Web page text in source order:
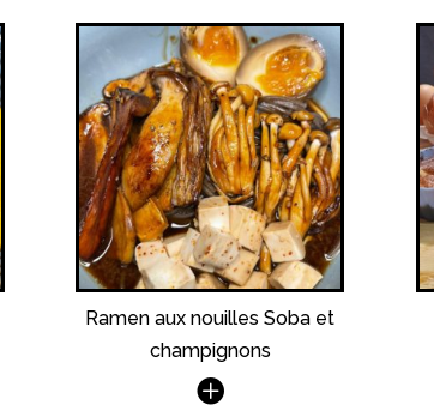
Ramen aux nouilles Soba et
champignons